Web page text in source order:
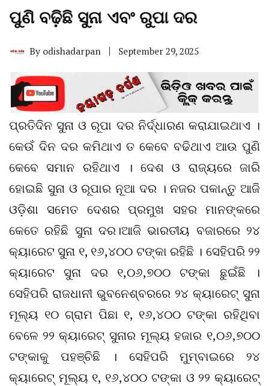
ପୁଣି ବଢ଼ିଛି ସୁନା ଏବଂ ରୁପା ଦର
By odishadarpan September 29, 2025
ପ୍ରତିଦିନ ସୁନା ଓ ରୂପା ଦର ନିର୍ଦ୍ଧାରଣ କରାଯାଇଥାଏ ।
କେଉଁ ଦିନ ଦର କମିଥାଏ ତ କେବେ ବଢିଥାଏ ଆଉ ପୁଣି
କେବେ ସମାନ ରହିଥାଏ । ଦେଶ ଓ ରାଜ୍ୟରେ ଜାରି
ହୋଇଛି ସୁନା ଓ ରୂପାର ନୂଆ ଦର । ନଜର ପକାନ୍ତୁ ଆଜି
ଓଡ଼ିଶା ସମେତ ଦେଶର ପ୍ରମୁଖ ସହର ମାନଙ୍କରେ
କେତେ ରହିଛି ସୁନା ଦର।ଆଜି ଭାରତୀୟ ବଜାରରେ ୨୪
କ୍ୟାରେଟ ସୁନା ୧, ୧୬,୪୦୦ ଟଙ୍କା ରହିଛି । ସେହିପରି ୨୨
କ୍ୟାରେଟ ସୁନା ଦର ୧,୦୬,୭୦୦ ଟଙ୍କା ଛୁଇଁଛି ।
ସେହିପରି ରାଜଧାନୀ ଭୁବନେଶ୍ବରରେ ୨୪ କ୍ୟାରେଟ୍ ସୁନା
ମୂଲ୍ୟ ୧୦ ଗ୍ରାମ ପିଛା ୧, ୧୬,୪୦୦ ଟଙ୍କା ରହିଥିବା
ବେଳେ ୨୨ କ୍ୟାରେଟ୍ ସୁନାର ମୂଲ୍ୟ ହଜାର ୧,୦୬,୭୦୦
ଟଙ୍କାକୁ ପହଞ୍ଚିଛି । ସେହିପରି ମୁମ୍ବାଇରେ ୨୪
କ୍ୟାରେଟ୍ ମୂଲ୍ୟ ୧, ୧୬,୪୦୦ ଟଙ୍କା ଓ ୨୨ କ୍ୟାରେଟ୍